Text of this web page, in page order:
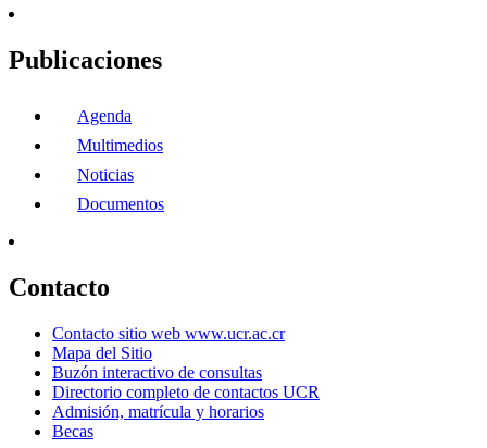
Publicaciones
Agenda
Multimedios
Noticias
Documentos
Contacto
Contacto sitio web www.ucr.ac.cr
Mapa del Sitio
Buzón interactivo de consultas
Directorio completo de contactos UCR
Admisión, matrícula y horarios
Becas